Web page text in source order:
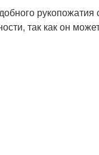
рукопожатия
так как он